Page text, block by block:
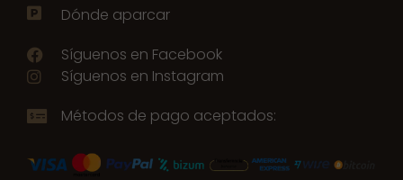
Dónde aparcar
Síguenos en Facebook
Síguenos en Instagram
Métodos de pago aceptados: